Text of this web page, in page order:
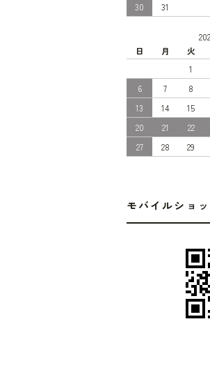
30
31
日
月 火
1
6
7 8
13
14 15
20
21 22
27
28 29
モバイルショ